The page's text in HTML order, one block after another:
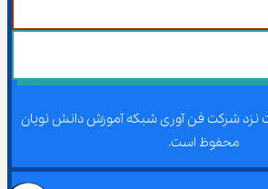
شرکت فن آوری شبکه آموزش دانش نویان
محفوظ است.